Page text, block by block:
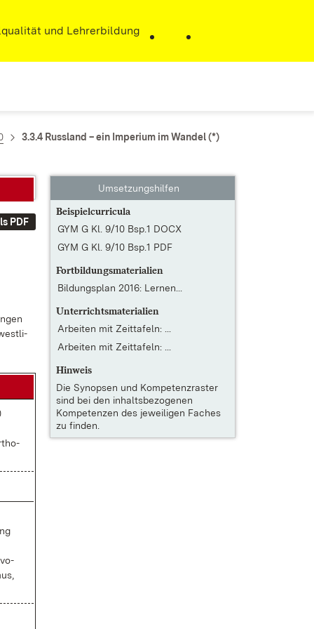
und Lehrerbildung
3.3.4 Russland – ein Imperium im Wandel (*)
PDF
Umsetzungshilfen
Beispielcurricula
GYM G Kl. 9/10 Bsp.1 DOCX
GYM G Kl. 9/10 Bsp.1 PDF
Fortbildungsmaterialien
Bildungsplan 2016: Lernen...
Unterrichtsmaterialien
Arbeiten mit Zeittafeln: ...
Arbeiten mit Zeittafeln: ...
Hinweis
Die Synopsen und Kompetenzraster
sind bei den inhaltsbezogenen
Kompetenzen des jeweiligen Faches
zu finden.